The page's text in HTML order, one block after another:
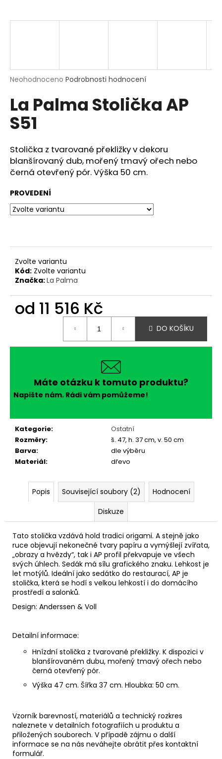
Průměrné
produktu
je
0,0
z
hvězdiček.
Neohodnoceno Podrobnosti hodnocení
La Palma Stolička AP
S51
Stolička z tvarované překližky v dekoru
blanšírovaný dub, mořený tmavý ořech nebo
černá otevřený pór. Výška 50 cm.
PROVEDENÍ
Zvolte variantu
Kód: Zvolte variantu
Značka:La Palma
od 11 516 Kč
DO KOŠÍKU
Máte otázku k tomuto produktu?
Napište nám. Rádi vám pomůžeme!
Kategorie:
Ostatní
Rozměry:
š. 47, h. 37 cm, v. 50 cm
Barva:
dle výběru
Materiál: dřevo
Popis Související soubory (2)
Hodnocení
Diskuze
Tato stolička vzdává hold tradici origami. A stejně jako
ruce objevují nekonečné tvary papíru a vymýšlejí zvířata,
„obrazy a hvězdy“, tak i AP profil překvapuje ve všech
svých úhlech. Sedák má sílu grafického znaku. Lehkost je
let motýlů. Ideální jako sedátko do restaurací, AP je
stolička, která se hodí s velkou lehkostí i do domácího
prostředí a salonků.
Design: Anderssen & Voll
Detailní informace:
Hnízdní stolička z tvarované překližky. K dispozici v
blanšírovaném dubu, mořený tmavý ořech nebo
černá otevřený pór.
Výška 47 cm. Šířka 37 cm. Hloubka: 50 cm.
Vzorník barevností, materiálů a technický rozkres
naleznete v detailních fotografiích u produktu a
přiložených souborech. V případě zájmu o další
informace se na nás neváhejte obrátit přes kontaktní
formulář.
j
D
o
o
r
u
j
e
m
e